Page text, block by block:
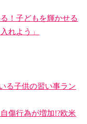
！子どもを輝かせる
れよう」
る子供の習い事ラン
傷行為が増加!?欧米